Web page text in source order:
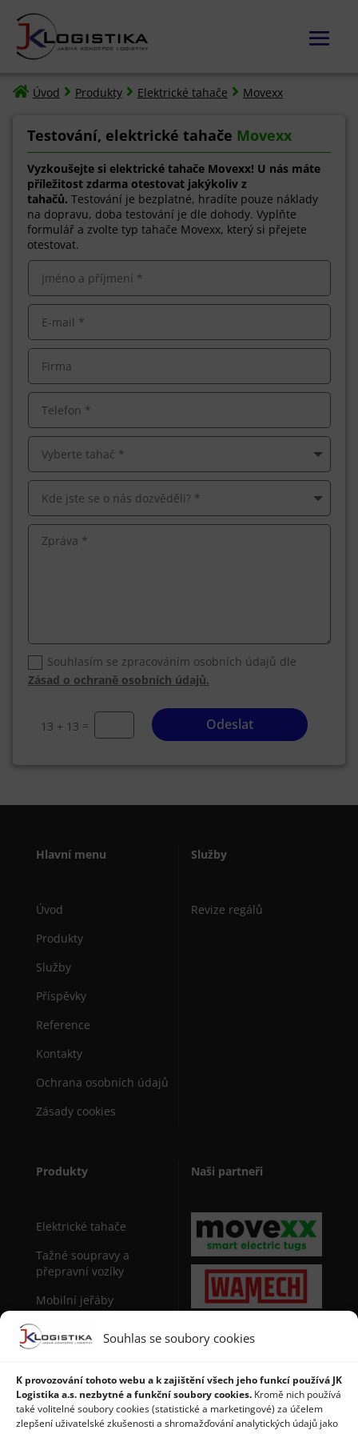
Souhlas se soubory cookies
K provozování tohoto webu a k zajištění všech jeho funkcí používá JK
Logistika a.s. nezbytné a funkční soubory cookies. Kromě nich používá
také volitelné soubory cookies (statistické a marketingové) za účelem
zlepšení uživatelské zkušenosti a shromažďování analytických údajů jako
 Úvod  Produkty Elektrické tahače  Movexx
Testování, elektrické tahače Movexx
Vyzkoušejte si elektrické tahače Movexx! U nás máte
příležitost zdarma otestovat jakýkoliv z
tahačů.Testování je bezplatné, hradíte pouze náklady
na dopravu, doba testování je dle dohody. Vyplňte
formulář a zvolte typ tahače Movexx, který si přejete
otestovat.
Souhlasím se zpracováním osobních údajů dle
Zásad o ochraně osobních údajů.
13 + 13 = Odeslat
Hlavní menu
Úvod
Produkty
Služby
Příspěvky
Reference
Kontakty
Ochrana osobních údajů
Zásady cookies
Služby
Revize regálů
Produkty
Elektrické tahače
Tažné soupravy a
přepravní vozíky
Mobilní jeřáby
Sudová manipulační
technika
Stohovače palet
Regály a použité regály
Naši partneři